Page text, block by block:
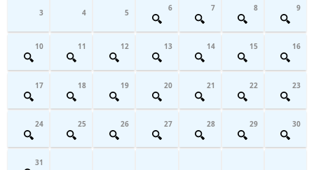
3 4 5 6 7 8 9
10 11 12 13 14 15 16
17 18 19 20 21 22 23
24 25 26 27 28 29 30
31